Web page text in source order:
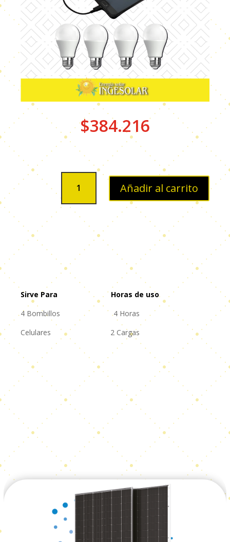
$384.216
AISLADO
DE
120WH/DIA
cantidad
Añadir al carrito
Sirve Para Horas de uso
4 Bombillos 4 Horas
Celulares 2 Cargas